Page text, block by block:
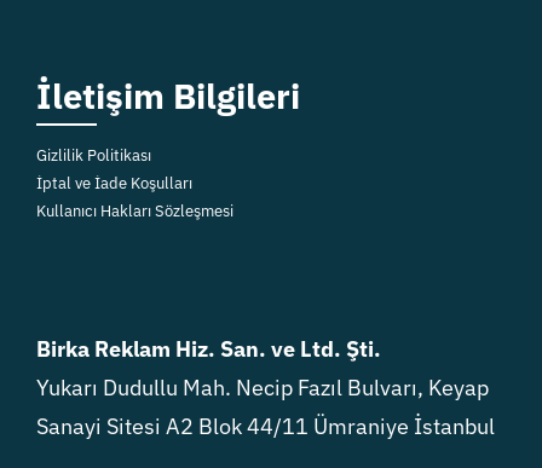
İletişim Bilgileri
Gizlilik Politikası
İptal ve İade Koşulları
Kullanıcı Hakları Sözleşmesi
Birka Reklam Hiz. San. ve Ltd. Şti.
Yukarı Dudullu Mah. Necip Fazıl Bulvarı, Keyap
Sanayi Sitesi A2 Blok 44/11 Ümraniye İstanbul